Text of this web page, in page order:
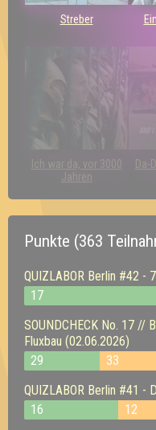
Streber
Ich war da, vor 3000
Jahren
Da-
Punkte (363
QUIZLABOR Berlin #42 -
17
SOUNDCHECK No. 17 //
Fluxbau (02.06.2026)
29
33
QUIZLABOR Berlin #41 -
16
12